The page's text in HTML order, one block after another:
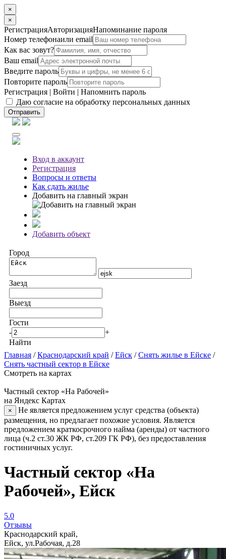
×
×
РегистрацияАвторизацияНапоминание пароля
Номер телефонаили email
Как вас зовут?
Ваш email
Введите пароль
Повторите пароль
Регистрация | Войти | Напомнить пароль
Даю согласие на обработку персональных данных
Отправить
Вход в аккаунт
Регистрация
Вопросы и ответы
Как сдать жилье
Добавить на главный экран
Добавить объект
Город
Заезд
Выезд
Гости
-
+
Найти
Главная /Краснодарский край /Ейск /Снять жилье в Ейске /
Снять частный сектор в Ейске
Смотреть на картах
Частный сектор «На Рабочей»
на Яндекс Картах
×
Не является предложением услуг средства (объекта)
размещения, но предлагает похожие условия. Является
предложением краткосрочного найма (аренды) от частного
лица (ч.2 ст.30 ЖК РФ, ст.209 ГК РФ), без предоставления
гостиничных услуг.
Частный сектор «На
Рабочей», Ейск
5.0
Отзывы
Краснодарский край,
Ейск, ул.Рабочая, д.28